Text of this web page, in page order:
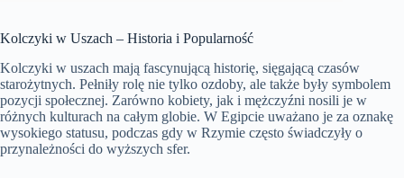
Kolczyki w Uszach – Historia i Popularność
Kolczyki w uszach mają fascynującą historię, sięgającą czasów
starożytnych. Pełniły rolę nie tylko ozdoby, ale także były symbolem
pozycji społecznej. Zarówno kobiety, jak i mężczyźni nosili je w
różnych kulturach na całym globie. W Egipcie uważano je za oznakę
wysokiego statusu, podczas gdy w Rzymie często świadczyły o
przynależności do wyższych sfer.